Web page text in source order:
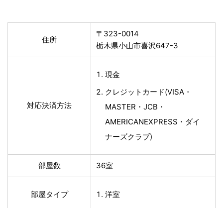
住所
〒323-0014
栃木県小山市喜沢647-3
対応決済方法
現金
クレジットカード(VISA・
MASTER・JCB・
AMERICANEXPRESS・ダイ
ナーズクラブ)
部屋数 36室
部屋タイプ 洋室